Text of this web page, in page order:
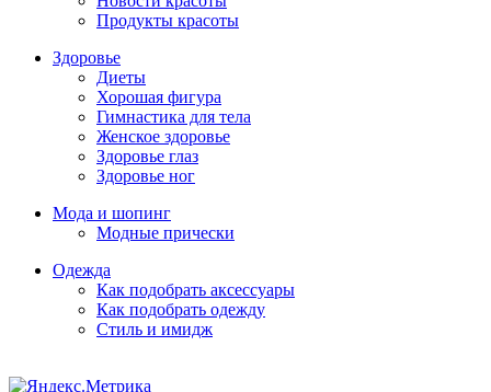
Продукты красоты
Здоровье
Диеты
Хорошая фигура
Гимнастика для тела
Женское здоровье
Здоровье глаз
Здоровье ног
Мода и шопинг
Модные прически
Одежда
Как подобрать аксессуары
Как подобрать одежду
Стиль и имидж